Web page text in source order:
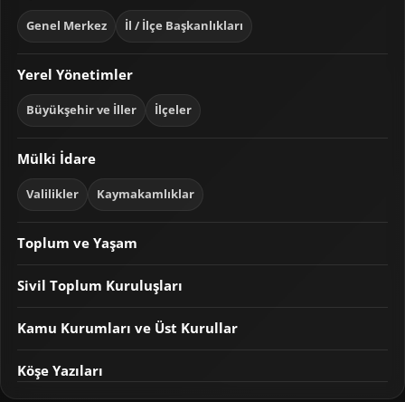
Genel Merkez İl / İlçe Başkanlıkları
Yerel Yönetimler
Büyükşehir ve İller İlçeler
Mülki İdare
Valilikler Kaymakamlıklar
Toplum ve Yaşam
Sivil Toplum Kuruluşları
Kamu Kurumları ve Üst Kurullar
Köşe Yazıları